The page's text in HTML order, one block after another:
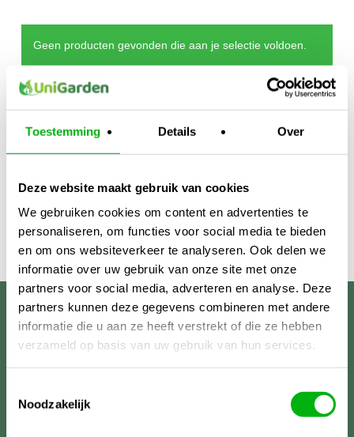
Toestemming Details Over
Deze website maakt gebruik van cookies
We gebruiken cookies om content en advertenties te
personaliseren, om functies voor social media te bieden
en om ons websiteverkeer te analyseren. Ook delen we
informatie over uw gebruik van onze site met onze
partners voor social media, adverteren en analyse. Deze
partners kunnen deze gegevens combineren met andere
informatie die u aan ze heeft verstrekt of die ze hebben
verzameld op basis van uw gebruik van hun services.
Noodzakelijk
Geen producten gevonden die aan je selectie voldoen.
Unigarden